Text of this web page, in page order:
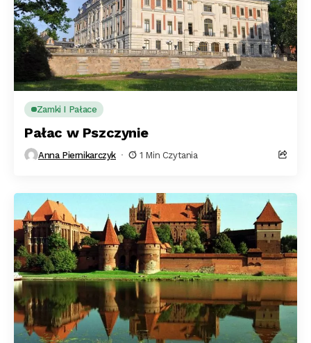
Zamki I Pałace
Pałac w Pszczynie
Anna Piernikarczyk 1 Min Czytania